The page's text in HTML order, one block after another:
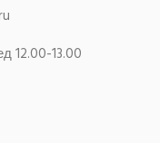
12.00-13.00